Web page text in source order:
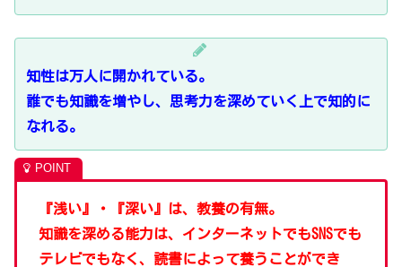
知性は万人に開かれている。
誰でも知識を増やし、思考力を深めていく上で知的に
なれる。
『浅い』・『深い』は、教養の有無。
知識を深める能力は、インターネットでもSNSでも
テレビでもなく、読書によって養うことができ